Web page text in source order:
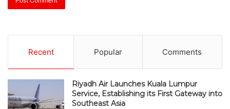
Recent Popular Comments
Riyadh Air Launches Kuala Lumpur
Service, Establishing its First Gateway into
Southeast Asia